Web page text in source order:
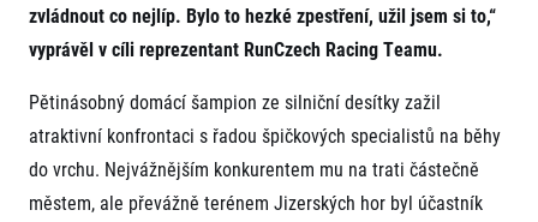
Systém bodování
Pravidla a všeobecné informace
Vše k pojištění
Pověření k vyzvednutí čísla
Reklamace výsledků
Vaše Fotografie
RunCzech Story
AIMS Race Calendar
RunCzech Kings & Queens
RunCzech Stars
dm rodinná míle
Charita
Seznam neziskových organizací
Běžím pro stromy
Užitečné
zvládnout co nejlíp. Bylo to hezké zpestření, užil jsem si to,“
vyprávěl v cíli reprezentant RunCzech Racing Teamu.
Pětinásobný domácí šampion ze silniční desítky zažil
atraktivní konfrontaci s řadou špičkových specialistů na běhy
do vrchu. Nejvážnějším konkurentem mu na trati částečně
městem, ale převážně terénem Jizerských hor byl účastník